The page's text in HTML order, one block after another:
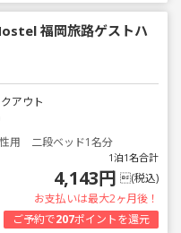
福岡旅路ゲストハ
アウト
用 二段ベッド1名分
1泊1名合計
4,143円 (税込)
お支払いは最大2ヶ月後！
ご予約で207ポイントを還元